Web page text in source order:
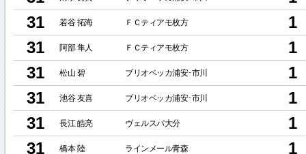
31
若谷 拓海 ＦＣティアモ枚方
1
31
阿部 隼人 ＦＣティアモ枚方
1
31
松山 碧 ブリオベッカ浦安･市川
1
31
池谷 友喜 ブリオベッカ浦安･市川
1
31
長江 皓亮 ヴェルスパ大分
1
31
橋本 陸 ラインメール青森
1